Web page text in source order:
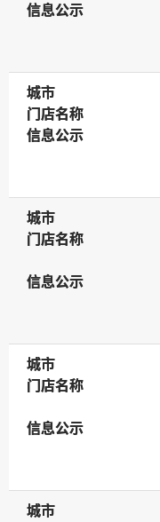
信息公示
信息公示
城市
城市
门店名称
门店名称
信息公示
信息公示
城市
城市
门店名称
门店名称
信息公示
信息公示
城市
城市
门店名称
门店名称
信息公示
信息公示
城市
城市